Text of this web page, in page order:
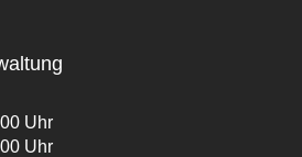
Uhr
Uhr